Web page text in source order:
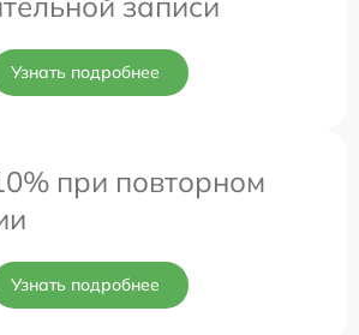
Узнать подробнее
при повторном
Узнать подробнее